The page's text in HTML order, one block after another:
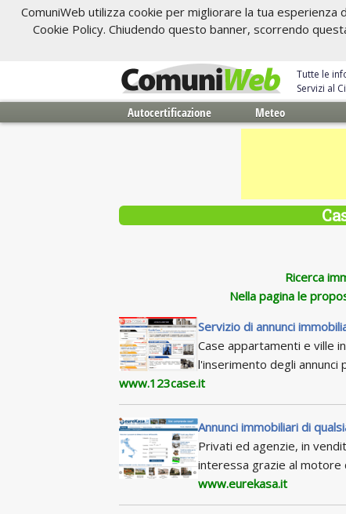
ComuniWeb utilizza cookie per migliorare la tua
Cookie Policy. Chiudendo questo banner, scorrendo
Tutte le
Servizi al
Autocertificazione Meteo
Ricerca
Nella pagina le
Servizio di annunci
Case appartamenti e ville
l'inserimento degli
www.123case.it
Annunci immobiliari di
Privati ed agenzie, in
interessa grazie al motore
www.eurekasa.it